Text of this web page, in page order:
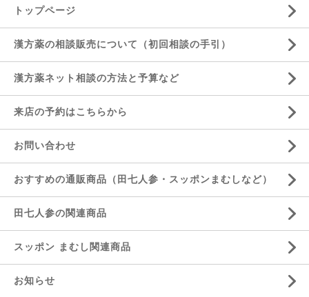
トップページ
漢方薬の相談販売について（初回相談の手引）
漢方薬ネット相談の方法と予算など
来店の予約はこちらから
お問い合わせ
おすすめの通販商品（田七人参・スッポンまむしなど）
田七人参の関連商品
スッポン まむし関連商品
お知らせ